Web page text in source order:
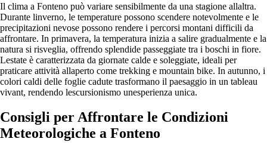
Il clima a Fonteno può variare sensibilmente da una stagione allaltra.
Durante linverno, le temperature possono scendere notevolmente e le
precipitazioni nevose possono rendere i percorsi montani difficili da
affrontare. In primavera, la temperatura inizia a salire gradualmente e la
natura si risveglia, offrendo splendide passeggiate tra i boschi in fiore.
Lestate è caratterizzata da giornate calde e soleggiate, ideali per
praticare attività allaperto come trekking e mountain bike. In autunno, i
colori caldi delle foglie cadute trasformano il paesaggio in un tableau
vivant, rendendo lescursionismo unesperienza unica.
Consigli per Affrontare le Condizioni
Meteorologiche a Fonteno